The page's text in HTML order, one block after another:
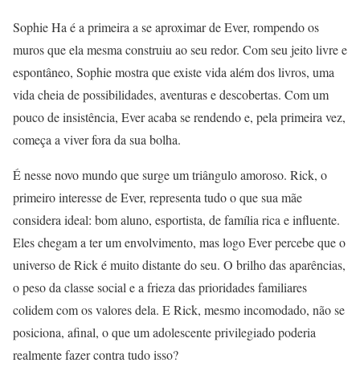
Sophie Ha é a primeira a se aproximar de Ever, rompendo os
muros que ela mesma construiu ao seu redor. Com seu jeito livre e
espontâneo, Sophie mostra que existe vida além dos livros, uma
vida cheia de possibilidades, aventuras e descobertas. Com um
pouco de insistência, Ever acaba se rendendo e, pela primeira vez,
começa a viver fora da sua bolha.
É nesse novo mundo que surge um triângulo amoroso. Rick, o
primeiro interesse de Ever, representa tudo o que sua mãe
considera ideal: bom aluno, esportista, de família rica e influente.
Eles chegam a ter um envolvimento, mas logo Ever percebe que o
universo de Rick é muito distante do seu. O brilho das aparências,
o peso da classe social e a frieza das prioridades familiares
colidem com os valores dela. E Rick, mesmo incomodado, não se
posiciona, afinal, o que um adolescente privilegiado poderia
realmente fazer contra tudo isso?